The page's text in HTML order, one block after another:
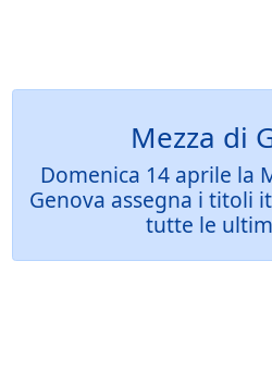
Mezza di
Domenica 14 aprile la
Genova assegna i titoli
tutte le